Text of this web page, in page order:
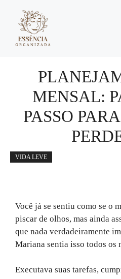
conteúdo
MENSAL:
PASSO
VIDA LEVE
Você já se sentiu como se o
piscar de olhos, mas ainda
que nada verdadeiramente
Mariana sentia isso todos os
Executava suas tarefas,